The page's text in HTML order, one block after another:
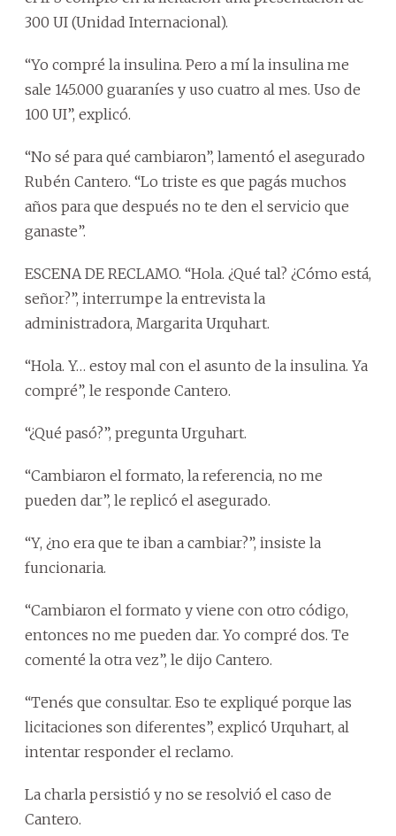
300 UI (Unidad Internacional).
“Yo compré la insulina. Pero a mí la insulina me
sale 145.000 guaraníes y uso cuatro al mes. Uso de
100 UI”, explicó.
“No sé para qué cambiaron”, lamentó el asegurado
Rubén Cantero. “Lo triste es que pagás muchos
años para que después no te den el servicio que
ganaste”.
ESCENA DE RECLAMO. “Hola. ¿Qué tal? ¿Cómo está,
señor?”, interrumpe la entrevista la
administradora, Margarita Urquhart.
“Hola. Y… estoy mal con el asunto de la insulina. Ya
compré”, le responde Cantero.
“¿Qué pasó?”, pregunta Urguhart.
“Cambiaron el formato, la referencia, no me
pueden dar”, le replicó el asegurado.
“Y, ¿no era que te iban a cambiar?”, insiste la
funcionaria.
“Cambiaron el formato y viene con otro código,
entonces no me pueden dar. Yo compré dos. Te
comenté la otra vez”, le dijo Cantero.
“Tenés que consultar. Eso te expliqué porque las
licitaciones son diferentes”, explicó Urquhart, al
intentar responder el reclamo.
La charla persistió y no se resolvió el caso de
Cantero.